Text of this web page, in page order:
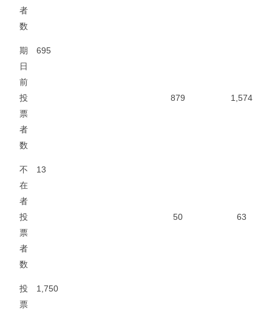
者
数
期
日
前
投
票
者
数
695
879 1,574
不
在
者
投
票
者
数
13
50 63
投
票
1,750